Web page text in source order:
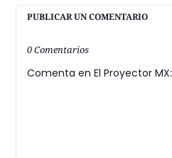
PUBLICAR UN COMENTARIO
0 Comentarios
Comenta en El Proyector MX: